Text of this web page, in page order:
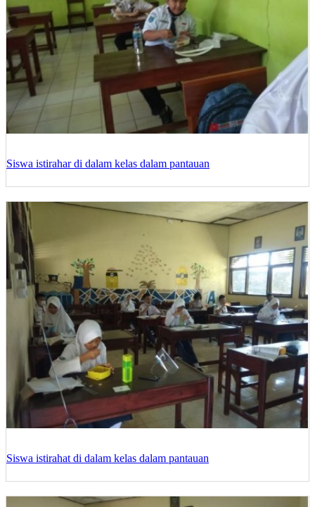
Siswa istirahar di dalam kelas dalam pantauan
Siswa istirahat di dalam kelas dalam pantauan